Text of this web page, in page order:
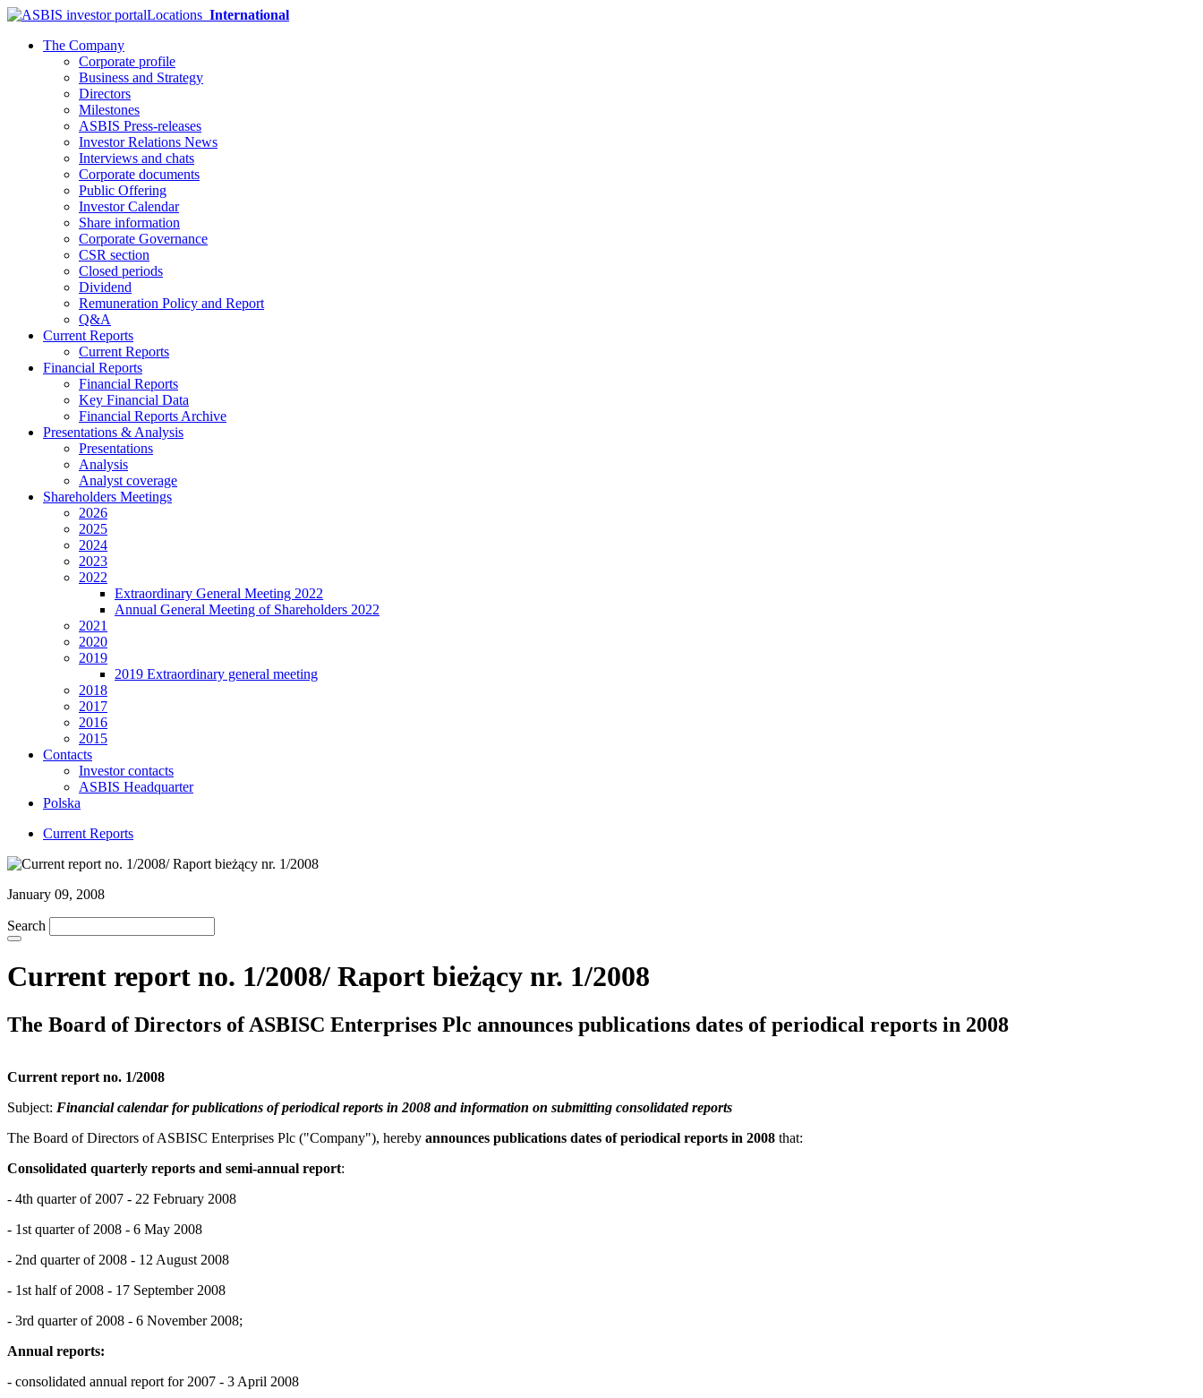
Locations International
The Company
Corporate profile
Business and Strategy
Directors
Milestones
ASBIS Press-releases
Investor Relations News
Interviews and chats
Corporate documents
Public Offering
Investor Calendar
Share information
Corporate Governance
CSR section
Closed periods
Dividend
Remuneration Policy and Report
Q&A
Current Reports
Current Reports
Financial Reports
Financial Reports
Key Financial Data
Financial Reports Archive
Presentations & Analysis
Presentations
Analysis
Analyst coverage
Shareholders Meetings
2026
2025
2024
2023
2022
Extraordinary General Meeting 2022
Annual General Meeting of Shareholders 2022
2021
2020
2019
2019 Extraordinary general meeting
2018
2017
2016
2015
Contacts
Investor contacts
ASBIS Headquarter
Polska
Current Reports
January 09, 2008
Search
Current report no. 1/2008/ Raport bieżący nr. 1/2008
The Board of Directors of ASBISC Enterprises Plc announces publications dates of periodical reports in 2008
Current report no. 1/2008
Subject: Financial calendar for publications of periodical reports in 2008 and information on submitting consolidated reports
The Board of Directors of ASBISC Enterprises Plc ("Company"), hereby announces publications dates of periodical reports in 2008 that:
Consolidated quarterly reports and semi-annual report:
- 4th quarter of 2007 - 22 February 2008
- 1st quarter of 2008 - 6 May 2008
- 2nd quarter of 2008 - 12 August 2008
- 1st half of 2008 - 17 September 2008
- 3rd quarter of 2008 - 6 November 2008;
Annual reports:
- consolidated annual report for 2007 - 3 April 2008